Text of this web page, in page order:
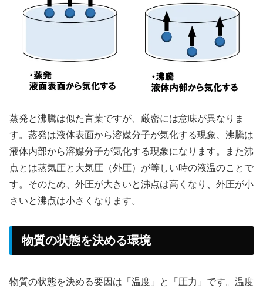
蒸発と沸騰は似た言葉ですが、厳密には意味が異なりま
す。蒸発は液体表面から溶媒分子が気化する現象、沸騰は
液体内部から溶媒分子が気化する現象になります。また沸
点とは蒸気圧と大気圧（外圧）が等しい時の液温のことで
す。そのため、外圧が大きいと沸点は高くなり、外圧が小
さいと沸点は小さくなります。
物質の状態を決める環境
物質の状態を決める要因は「温度」と「圧力」です。温度